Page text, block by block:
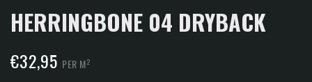
HERRINGBONE 04 DRYBACK
€32,95 PER M2